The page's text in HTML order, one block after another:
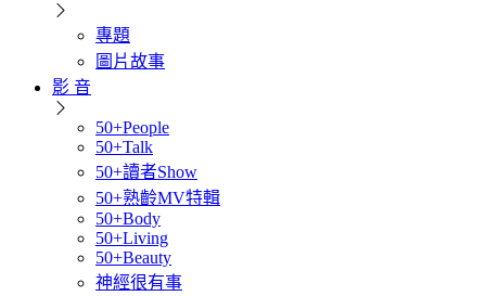
專題
圖片故事
影 音
50+People
50+Talk
50+讀者Show
50+熟齡MV特輯
50+Body
50+Living
50+Beauty
神經很有事